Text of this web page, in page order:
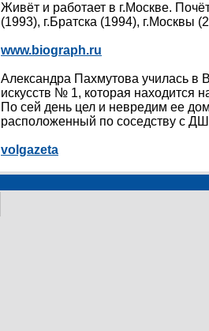
Живёт и работает в г.Москве.
(1993), г.Братска (1994), г.Москвы
www.biograph.ru
Александра Пахмутова училась в
искусств № 1, которая находится
По сей день цел и невредим ее
расположенный по соседству с
volgazeta